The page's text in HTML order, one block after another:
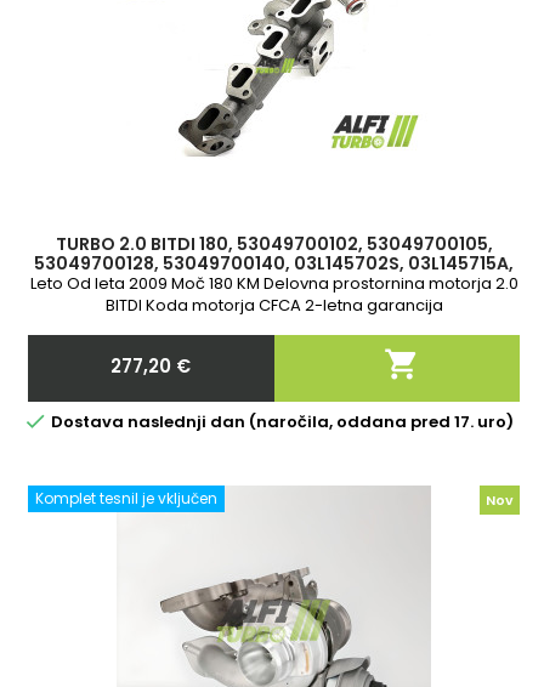
TURBO 2.0 BITDI 180, 53049700102, 53049700105,
53049700128, 53049700140, 03L145702S, 03L145715A,
03L145701F, 03L145715E
Leto Od leta 2009 Moč 180 KM Delovna prostornina motorja 2.0
BITDI Koda motorja CFCA 2-letna garancija
Cena
277,20 € 
 Dostava naslednji dan (naročila, oddana pred 17. uro)
Komplet tesnil je vključen Nov